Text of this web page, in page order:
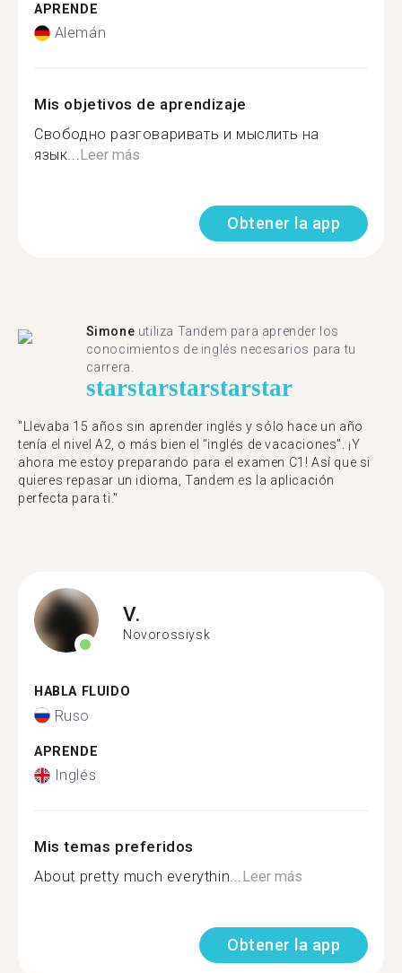
APRENDE
Alemán
Mis objetivos de aprendizaje
Свободно разговаривать и мыслить на
язык...Leer más
Obtener la app
Simone utiliza Tandem para aprender los
conocimientos de inglés necesarios para tu
carrera.
starstarstarstarstar
"Llevaba 15 años sin aprender inglés y sólo hace un año
tenía el nivel A2, o más bien el "inglés de vacaciones". ¡Y
ahora me estoy preparando para el examen C1! Así que si
quieres repasar un idioma, Tandem es la aplicación
perfecta para ti."
V.
Novorossiysk
HABLA FLUIDO
Ruso
APRENDE
Inglés
Mis temas preferidos
About pretty much everythin...Leer más
Obtener la app